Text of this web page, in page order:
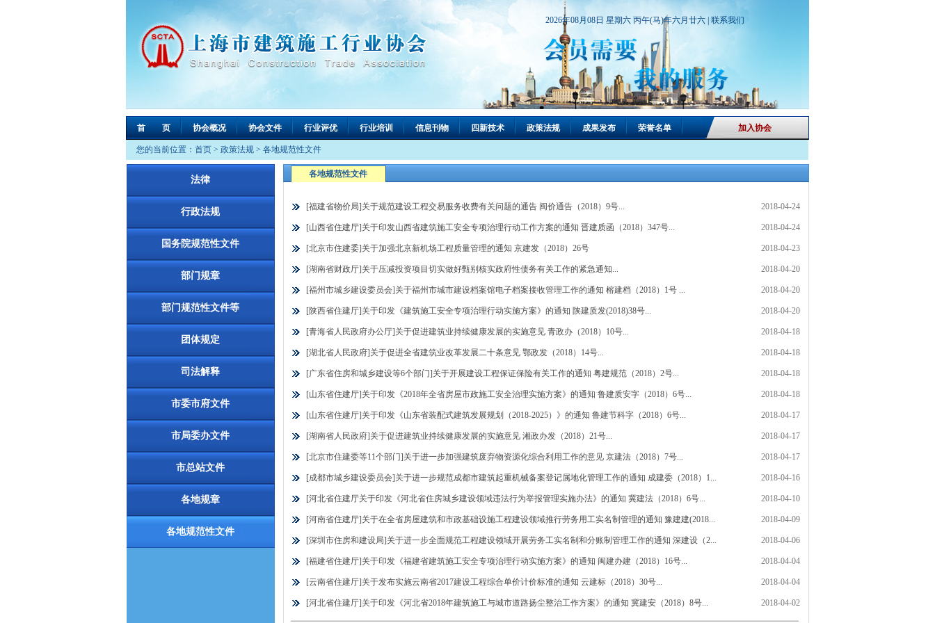
2026年08月08日 星期六 丙午(马)年六月廿六 | 联系我们
首 页 协会概况 协会文件 行业评优 行业培训 信息刊物 四新技术 政策法规 成果发布 荣誉名单 加入协会
您的当前位置： 首页 > 政策法规 > 各地规范性文件
法律
行政法规
国务院规范性文件
部门规章
部门规范性文件等
团体规定
司法解释
市委市府文件
市局委办文件
市总站文件
各地规章
各地规范性文件
各地规范性文件
[福建省物价局]关于规范建设工程交易服务收费有关问题的通告 闽价通告（2018）9号... 2018-04-24
[山西省住建厅]关于印发山西省建筑施工安全专项治理行动工作方案的通知 晋建质函（2018）347号... 2018-04-24
[北京市住建委]关于加强北京新机场工程质量管理的通知 京建发（2018）26号 2018-04-23
[湖南省财政厅]关于压减投资项目切实做好甄别核实政府性债务有关工作的紧急通知... 2018-04-20
[福州市城乡建设委员会]关于福州市城市建设档案馆电子档案接收管理工作的通知 榕建档（2018）1号 ... 2018-04-20
[陕西省住建厅]关于印发《建筑施工安全专项治理行动实施方案》的通知 陕建质发(2018)38号... 2018-04-20
[青海省人民政府办公厅]关于促进建筑业持续健康发展的实施意见 青政办（2018）10号... 2018-04-18
[湖北省人民政府]关于促进全省建筑业改革发展二十条意见 鄂政发（2018）14号... 2018-04-18
[广东省住房和城乡建设等6个部门]关于开展建设工程保证保险有关工作的通知 粤建规范（2018）2号... 2018-04-18
[山东省住建厅]关于印发《2018年全省房屋市政施工安全治理实施方案》的通知 鲁建质安字（2018）6号... 2018-04-18
[山东省住建厅]关于印发《山东省装配式建筑发展规划（2018-2025）》的通知 鲁建节科字（2018）6号... 2018-04-17
[湖南省人民政府]关于促进建筑业持续健康发展的实施意见 湘政办发（2018）21号... 2018-04-17
[北京市住建委等11个部门]关于进一步加强建筑废弃物资源化综合利用工作的意见 京建法（2018）7号... 2018-04-17
[成都市城乡建设委员会]关于进一步规范成都市建筑起重机械备案登记属地化管理工作的通知 成建委（2018）1... 2018-04-16
[河北省住建厅关于印发《河北省住房城乡建设领域违法行为举报管理实施办法》的通知 冀建法（2018）6号... 2018-04-10
[河南省住建厅]关于在全省房屋建筑和市政基础设施工程建设领域推行劳务用工实名制管理的通知 豫建建(2018... 2018-04-09
[深圳市住房和建设局]关于进一步全面规范工程建设领域开展劳务工实名制和分账制管理工作的通知 深建设（2... 2018-04-06
[福建省住建厅]关于印发《福建省建筑施工安全专项治理行动实施方案》的通知 闽建办建（2018）16号... 2018-04-04
[云南省住建厅]关于发布实施云南省2017建设工程综合单价计价标准的通知 云建标（2018）30号... 2018-04-04
[河北省住建厅]关于印发《河北省2018年建筑施工与城市道路扬尘整治工作方案》的通知 冀建安（2018）8号... 2018-04-02